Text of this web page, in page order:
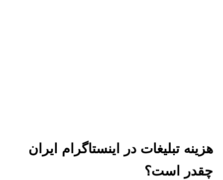
هزینه تبلیغات در اینستاگرام ایران
چقدر است؟